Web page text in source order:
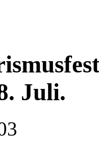
Juli.